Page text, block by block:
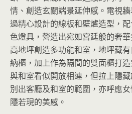
情、創造玄關端景延伸感。電視
過精心設計的線板和壁爐造型，
色燈具，營造出宛如宮廷般的奢
高地坪創造多功能和室，地坪藏
納櫃，加上作為隔間的雙面櫃打
與和室看似開放相連，但拉上隱
別出客廳及和室的範圍，亦呼應
隱若現的美感。